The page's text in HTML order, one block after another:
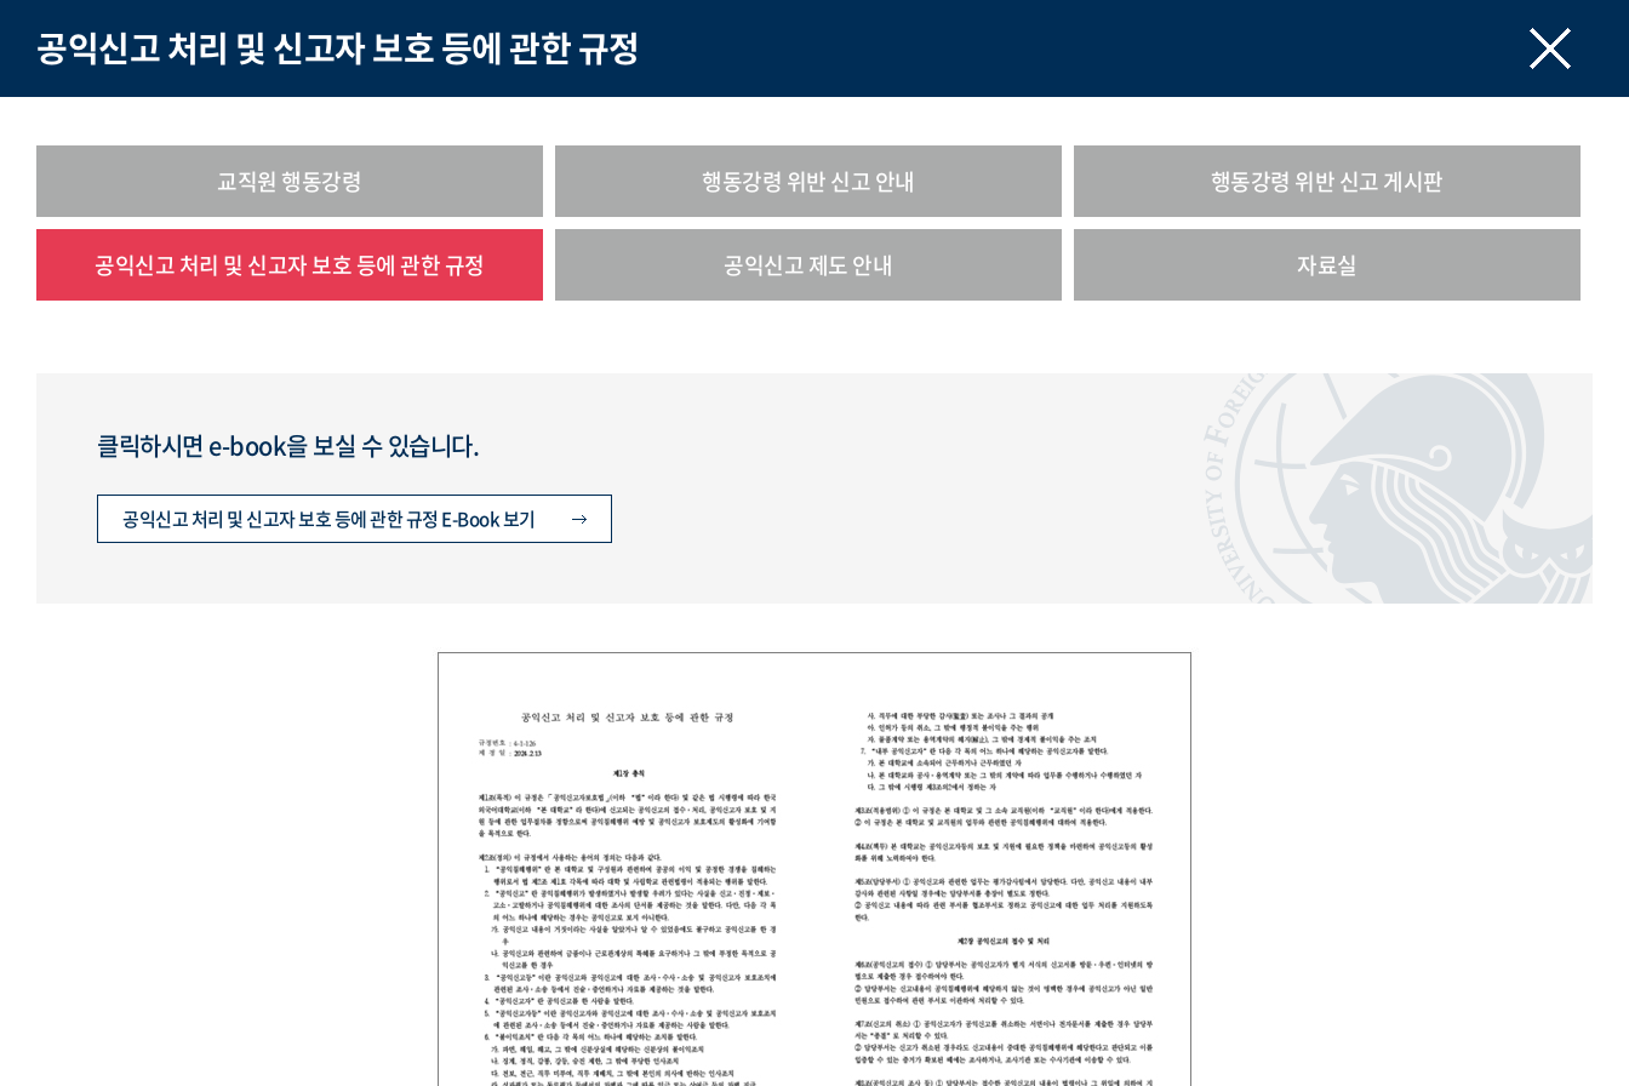
공익신고 처리 및 신고자 보호 등에 관한 규정
교직원 행동강령 행동강령 위반 신고 안내 행동강령 위반 신고 게시판
공익신고 처리 및 신고자 보호 등에 관한 규정 공익신고 제도 안내 자료실
클릭하시면 e-book을 보실 수 있습니다.
공익신고 처리 및 신고자 보호 등에 관한 규정 E-Book 보기